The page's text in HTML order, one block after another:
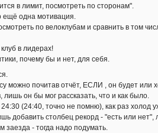
в лимит, посмотреть по сторонам".
ещё одна мотивация.
по велоклубам и сравнить в том
в лидерах!
почему бы и нет, для себя.
можно почитав отчёт, ЕСЛИ , он будет или
он бы мог рассказать, что и как было.
(24:40, точно не помню), как раз холод
добавить столбец рекорд - "есть или нет",
заезда - тогда надо подумать.